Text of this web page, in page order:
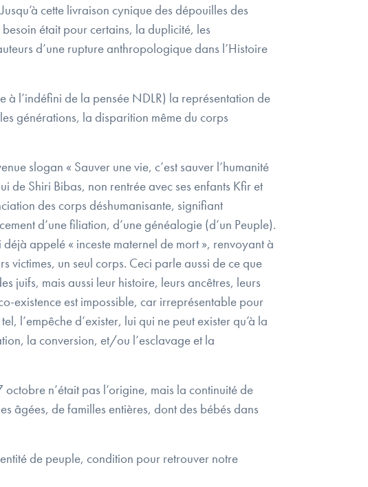
cette livraison cynique des dépouilles des
était pour certains, la duplicité, les
d’une rupture anthropologique dans l’Histoire
à l’indéfini de la pensée NDLR) la représentation de
générations, la disparition même du corps
slogan « Sauver une vie, c’est sauver l’humanité
de Shiri Bibas, non rentrée avec ses enfants Kfir et
des corps déshumanisante, signifiant
d’une filiation, d’une généalogie (d’un Peuple).
appelé « inceste maternel de mort », renvoyant à
victimes, un seul corps. Ceci parle aussi de ce que
juifs, mais aussi leur histoire, leurs ancêtres, leurs
existence est impossible, car irreprésentable pour
l’empêche d’exister, lui qui ne peut exister qu’à la
la conversion, et/ou l’esclavage et la
n’était pas l’origine, mais la continuité de
âgées, de familles entières, dont des bébés dans
de peuple, condition pour retrouver notre